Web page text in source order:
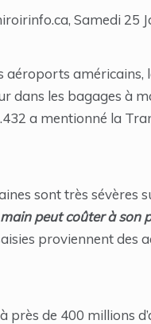
Samedi 25
aéroports
dans les bagages à
a mentionné la
sont très sévères
peut coûter à son
proviennent des
près de 400 millions